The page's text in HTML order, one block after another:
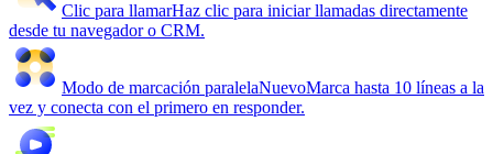
Clic para llamarHaz clic para iniciar llamadas directamente
desde tu navegador o CRM.
Modo de marcación paralelaNuevoMarca hasta 10 líneas a la
vez y conecta con el primero en responder.